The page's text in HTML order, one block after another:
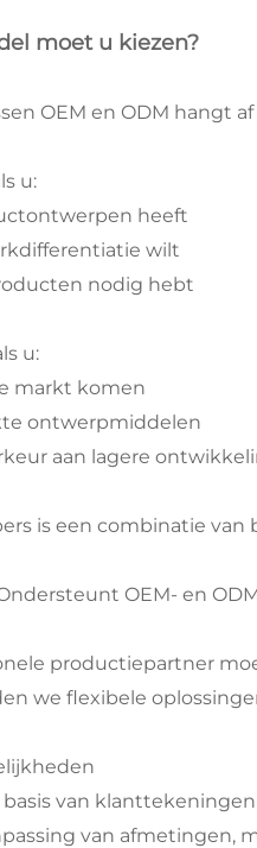
moet u kiezen?
OEM en ODM hangt
u:
heeft
wilt
nodig hebt
u:
markt komen
ontwerpmiddelen
aan lagere
is een combinatie
OEM- en
productiepartner
we flexibele
van
van afmetingen,